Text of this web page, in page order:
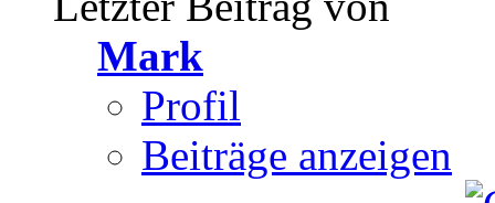
Mark
Profil
Beiträge anzeigen